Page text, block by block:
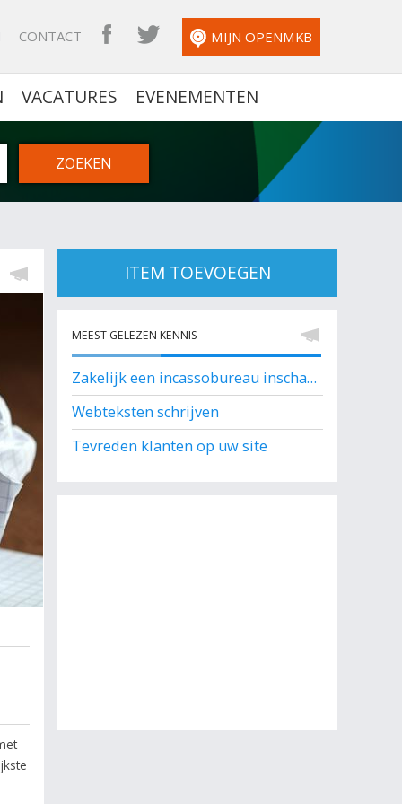
CONTACT OPENMKB FACEBOOK
OPENMKB TWITTER
MIJN OPENMKB
VACATURES EVENEMENTEN
ITEM TOEVOEGEN
MEEST GELEZEN KENNIS
Zakelijk een incassobureau inschakelen
Webteksten schrijven
Tevreden klanten op uw site